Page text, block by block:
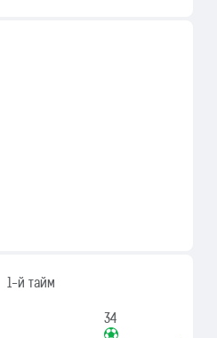
1-й тайм
34